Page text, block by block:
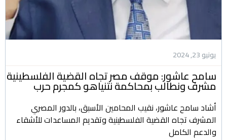
يونيو 23, 2024
سامح عاشور: موقف مصر تجاه القضية الفلسطينية
مشرف ونطالب بمحاكمة نتنياهو كمجرم حرب
أشاد سامح عاشور، نقيب المحامين الأسبق، بالدور المصري
المشرف تجاه القضية الفلسطينية وتقديم المساعدات للأشقاء
والدعم الكامل